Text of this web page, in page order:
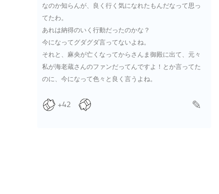
なのか知らんが、良く行く気になれたもんだなって思っ
てたわ。
あれは納得のいく行動だったのかな？
今になってグダグダ言ってないよね。
それと、麻央が亡くなってからさんま御殿に出て、元々
私が海老蔵さんのファンだってんですよ！とか言ってた
のに、今になって色々と良く言うよね。
+42